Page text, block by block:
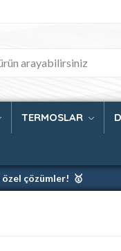
TERMOSLAR
özel çözümler! 🥇